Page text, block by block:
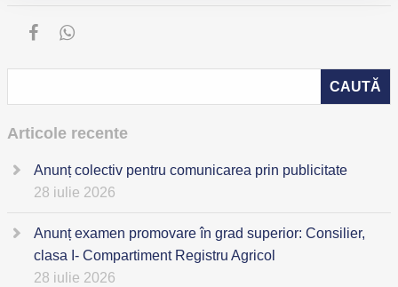
Articole recente
Anunț colectiv pentru comunicarea prin publicitate
28 iulie 2026
Anunț examen promovare în grad superior: Consilier,
clasa I- Compartiment Registru Agricol
28 iulie 2026